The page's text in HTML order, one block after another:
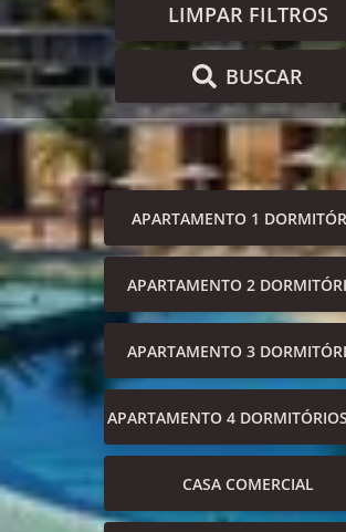
LIMPAR FILTROS
BUSCAR
APARTAMENTO 1
APARTAMENTO 2
APARTAMENTO 3
APARTAMENTO 4
CASA COMERCIAL